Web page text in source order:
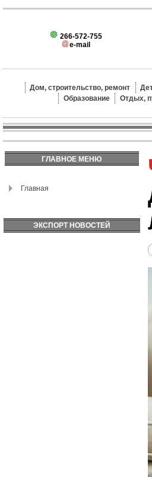
266-572-755
e-mail
Дом, строительство, ремонт
Образование
Отдых,
ГЛАВНОЕ МЕНЮ
Главная
ЭКСПОРТ НОВОСТЕЙ